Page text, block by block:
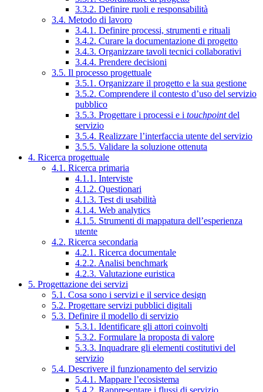
3.3.2. Definire ruoli e responsabilità
3.4. Metodo di lavoro
3.4.1. Definire processi, strumenti e rituali
3.4.2. Curare la documentazione di progetto
3.4.3. Organizzare tavoli tecnici collaborativi
3.4.4. Prendere decisioni
3.5. Il processo progettuale
3.5.1. Organizzare il progetto e la sua gestione
3.5.2. Comprendere il contesto d’uso del servizio
pubblico
3.5.3. Progettare i processi e i touchpointdel
servizio
3.5.4. Realizzare l’interfaccia utente del servizio
3.5.5. Validare la soluzione ottenuta
4. Ricerca progettuale
4.1. Ricerca primaria
4.1.1. Interviste
4.1.2. Questionari
4.1.3. Test di usabilità
4.1.4. Web analytics
4.1.5. Strumenti di mappatura dell’esperienza
utente
4.2. Ricerca secondaria
4.2.1. Ricerca documentale
4.2.2. Analisi benchmark
4.2.3. Valutazione euristica
5. Progettazione dei servizi
5.1. Cosa sono i servizi e il service design
5.2. Progettare servizi pubblici digitali
5.3. Definire il modello di servizio
5.3.1. Identificare gli attori coinvolti
5.3.2. Formulare la proposta di valore
5.3.3. Inquadrare gli elementi costitutivi del
servizio
5.4. Descrivere il funzionamento del servizio
5.4.1. Mappare l’ecosistema
5.4.2. Rappresentare i flussi di servizio